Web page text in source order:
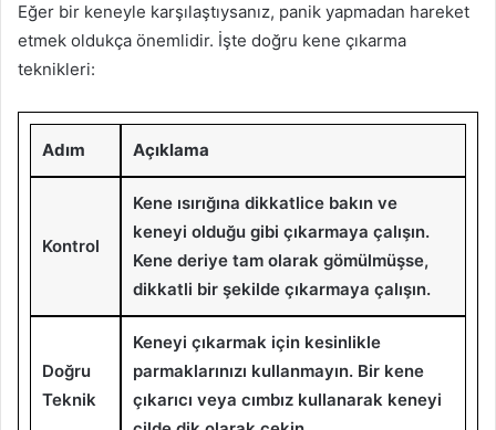
Eğer bir keneyle karşılaştıysanız, panik yapmadan hareket
etmek oldukça önemlidir. İşte doğru kene çıkarma
teknikleri:
Adım Açıklama
Kontrol
Kene ısırığına dikkatlice bakın ve
keneyi olduğu gibi çıkarmaya çalışın.
Kene deriye tam olarak gömülmüşse,
dikkatli bir şekilde çıkarmaya çalışın.
Doğru
Teknik
Keneyi çıkarmak için kesinlikle
parmaklarınızı kullanmayın. Bir kene
çıkarıcı veya cımbız kullanarak keneyi